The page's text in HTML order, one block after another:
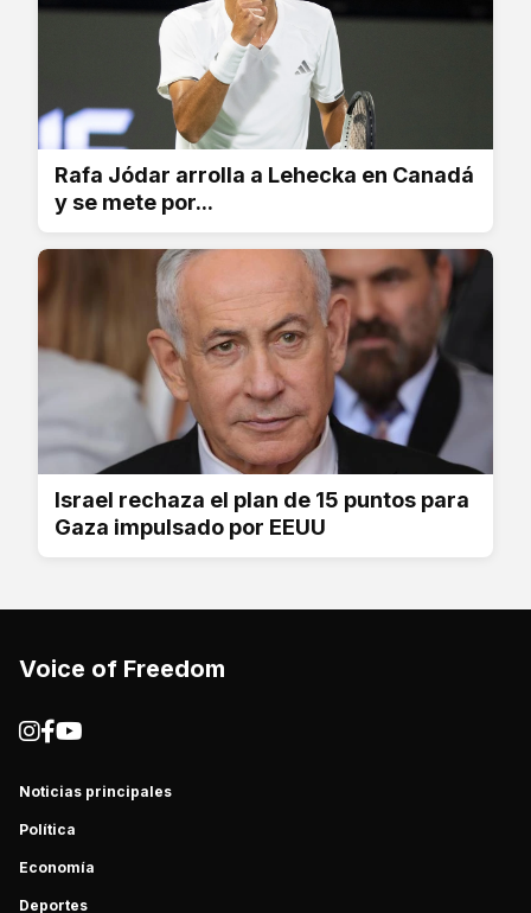
Rafa Jódar arrolla a Lehecka en Canadá
y se mete por...
Israel rechaza el plan de 15 puntos para
Gaza impulsado por EEUU
Voice of Freedom
Noticias principales
Política
Economía
Deportes